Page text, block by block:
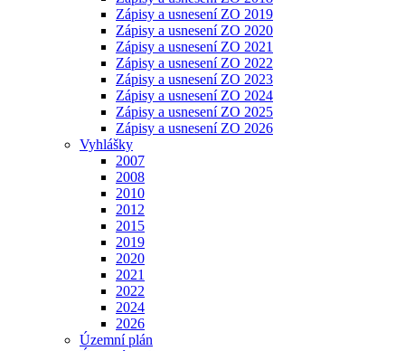
Zápisy a usnesení ZO 2019
Zápisy a usnesení ZO 2020
Zápisy a usnesení ZO 2021
Zápisy a usnesení ZO 2022
Zápisy a usnesení ZO 2023
Zápisy a usnesení ZO 2024
Zápisy a usnesení ZO 2025
Zápisy a usnesení ZO 2026
Vyhlášky
2007
2008
2010
2012
2015
2019
2020
2021
2022
2024
2026
Územní plán